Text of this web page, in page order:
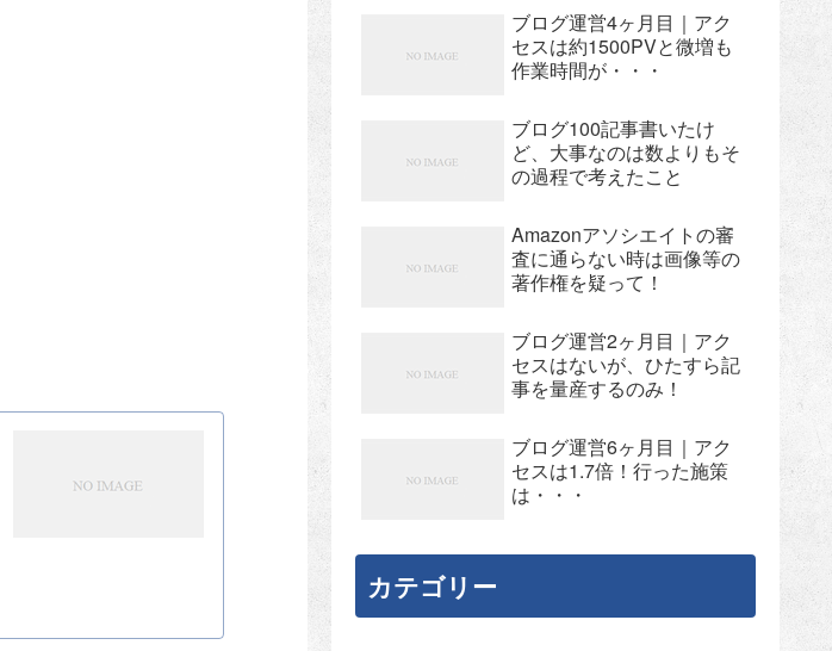
ブログ運営4ヶ月目｜アク
セスは約1500PVと微増も
作業時間が・・・
ブログ100記事書いたけ
ど、大事なのは数よりもそ
の過程で考えたこと
Amazonアソシエイトの審
査に通らない時は画像等の
著作権を疑って！
ブログ運営2ヶ月目｜アク
セスはないが、ひたすら記
事を量産するのみ！
ブログ運営6ヶ月目｜アク
セスは1.7倍！行った施策
は・・・
カテゴリー